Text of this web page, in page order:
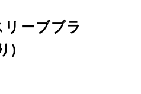
ーブブラ
)